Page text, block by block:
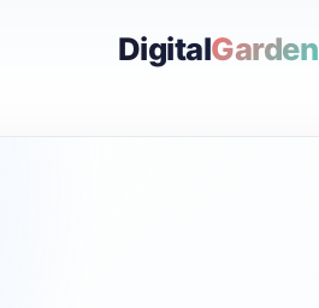
DigitalGarden